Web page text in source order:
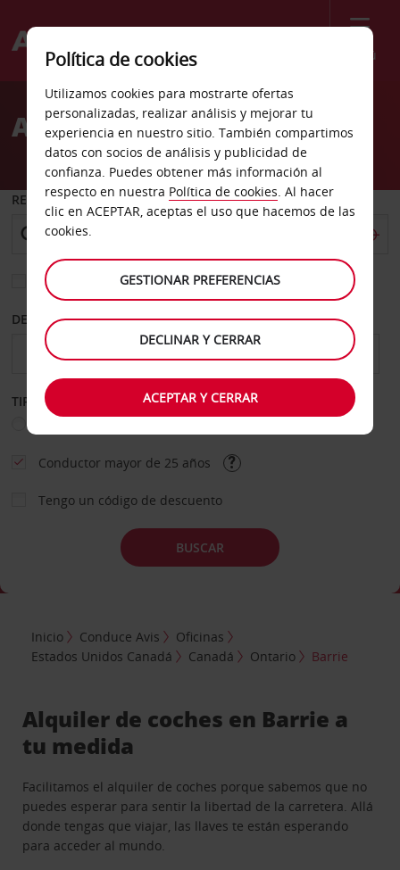
Menú
Welcome
AvisAlquiler de coches Barrie
RECOGER EN
Elegir otra oficina de devolución
DESDE HASTA
TIPO DE ALQUILER
Conductor mayor de 25 años
Tengo un código de descuento
BUSCAR
Inicio Conduce Avis
Oficinas
Estados Unidos Canadá
Canadá Ontario Barrie
Alquiler de coches en Barrie a
tu medida
Facilitamos el alquiler de coches porque sabemos que no
puedes esperar para sentir la libertad de la carretera. Allá
donde tengas que viajar, las llaves te están esperando
para acceder al mundo.
Política de cookies
Utilizamos cookies para mostrarte ofertas
personalizadas, realizar análisis y mejorar tu
experiencia en nuestro sitio. También compartimos
datos con socios de análisis y publicidad de
confianza. Puedes obtener más información al
respecto en nuestra Política de cookies. Al hacer
clic en ACEPTAR, aceptas el uso que hacemos de las
cookies.
GESTIONAR PREFERENCIAS
DECLINAR Y CERRAR
ACEPTAR Y CERRAR